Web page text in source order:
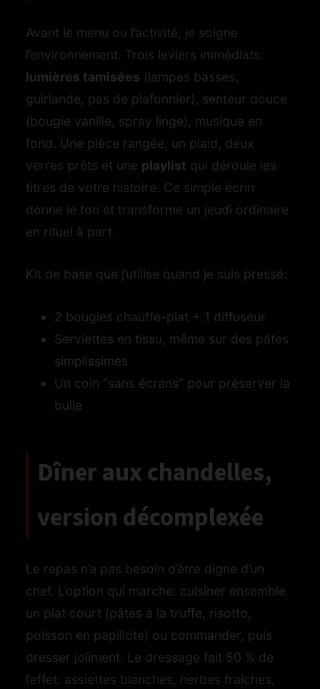
Avant le menu ou l’activité, je soigne
l’environnement. Trois leviers immédiats:
lumières tamisées (lampes basses,
guirlande, pas de plafonnier), senteur douce
(bougie vanille, spray linge), musique en
fond. Une pièce rangée, un plaid, deux
verres prêts et une playlist qui déroule les
titres de votre histoire. Ce simple écrin
donne le ton et transforme un jeudi ordinaire
en rituel à part.
Kit de base que j’utilise quand je suis pressé:
2 bougies chauffe-plat + 1 diffuseur
Serviettes en tissu, même sur des pâtes
simplissimes
Un coin “sans écrans” pour préserver la
bulle
Dîner aux chandelles,
version décomplexée
Le repas n’a pas besoin d’être digne d’un
chef. L’option qui marche: cuisiner ensemble
un plat court (pâtes à la truffe, risotto,
poisson en papillote) ou commander, puis
dresser joliment. Le dressage fait 50 % de
l’effet: assiettes blanches, herbes fraîches,